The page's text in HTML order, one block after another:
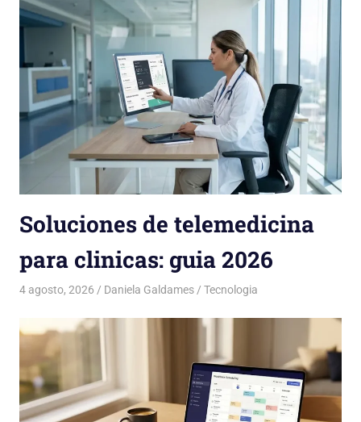
Soluciones de telemedicina
para clinicas: guia 2026
4 agosto, 2026 Daniela Galdames Tecnologia